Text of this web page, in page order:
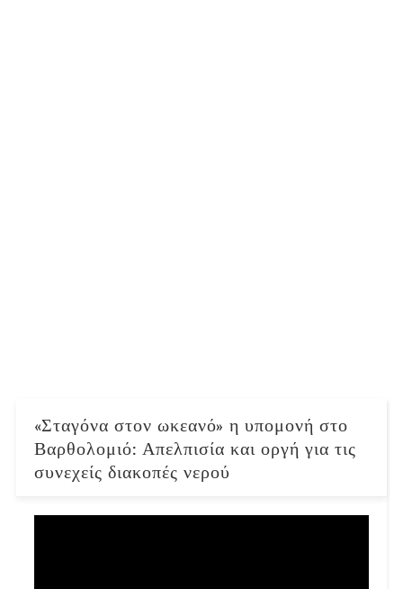
«Σταγόνα στον ωκεανό» η υπομονή στο
Βαρθολομιό: Απελπισία και οργή για τις
συνεχείς διακοπές νερού